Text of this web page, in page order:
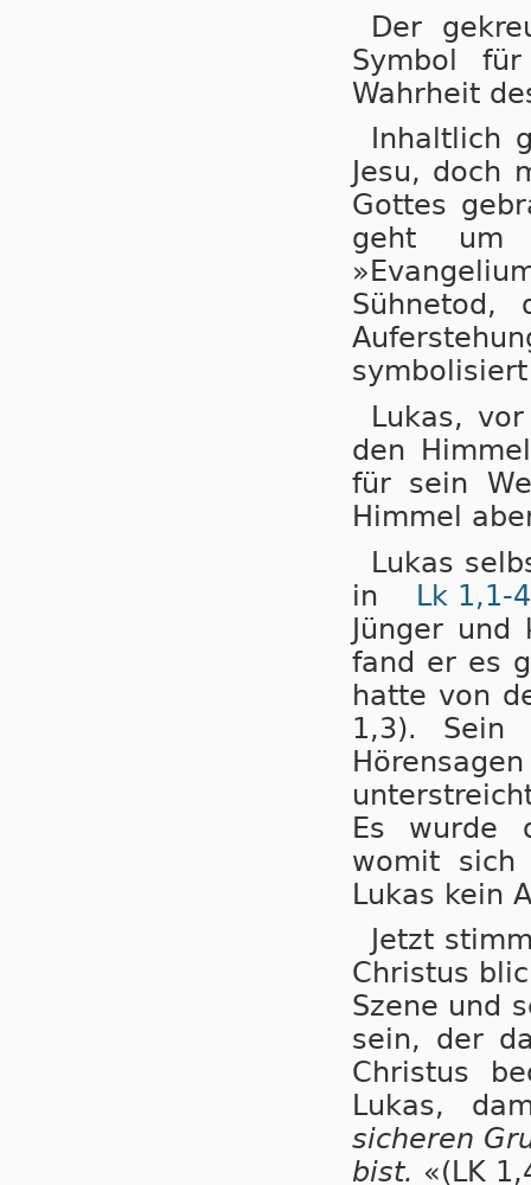
Der
Symbol
Wahrheit
Inhaltlich
Jesu, doch
Got­tes
geht um
Lukas,
den
für sein
Himmel
Lukas
in
Lk 1,1-4
Jünger und
fand er es
hatte von
1,3).
Es wurde
womit sich
Lukas kein
Jetzt
Christus
Szene und
sein, der
Christus
Lukas,
sicheren
bist. «(LK